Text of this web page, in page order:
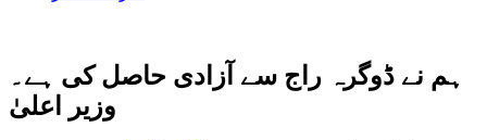
ہم نے ڈوگرہ راج سے آزادی حاصل کی ہے۔
وزیر اعلیٰ